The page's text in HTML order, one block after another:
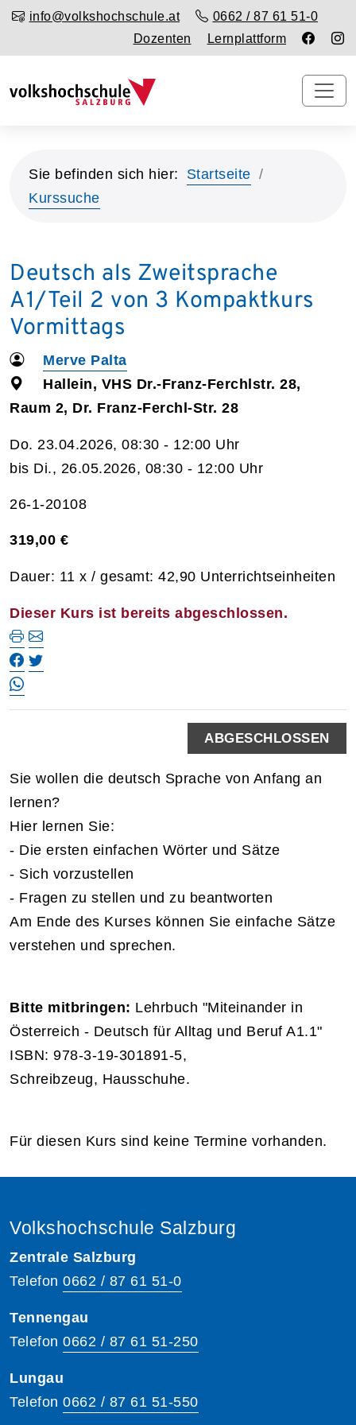
info@volkshochschule.at
0662 / 87 61 51-0
Dozenten
Lernplattform
Sie befinden sich hier:
Startseite
Kurssuche
Deutsch als Zweitsprache
A1/Teil 2 von 3 Kompaktkurs
Vormittags
Merve Palta
Hallein, VHS Dr.-Franz-Ferchlstr. 28,
Raum 2, Dr. Franz-Ferchl-Str. 28
Do. 23.04.2026, 08:30 - 12:00 Uhr
bis Di., 26.05.2026, 08:30 - 12:00 Uhr
26-1-20108
319,00 €
Dauer: 11 x / gesamt: 42,90 Unterrichtseinheiten
Dieser Kurs ist bereits abgeschlossen.
ABGESCHLOSSEN
Sie wollen die deutsch Sprache von Anfang an
lernen?
Hier lernen Sie:
- Die ersten einfachen Wörter und Sätze
- Sich vorzustellen
- Fragen zu stellen und zu beantworten
Am Ende des Kurses können Sie einfache Sätze
verstehen und sprechen.
Bitte mitbringen: Lehrbuch "Miteinander in
Österreich - Deutsch für Alltag und Beruf A1.1"
ISBN: 978-3-19-301891-5,
Schreibzeug, Hausschuhe.
Für diesen Kurs sind keine Termine vorhanden.
Volkshochschule Salzburg
Zentrale Salzburg
Telefon 0662 / 87 61 51-0
Tennengau
Telefon 0662 / 87 61 51-250
Lungau
Telefon 0662 / 87 61 51-550